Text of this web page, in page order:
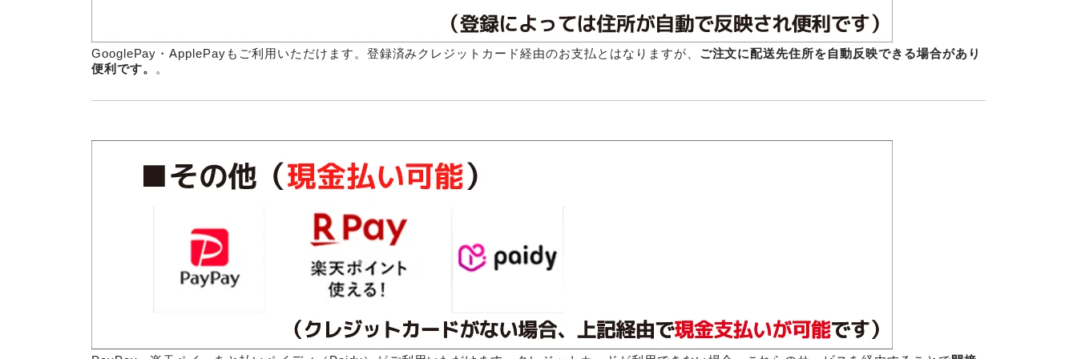
GooglePay・ApplePayもご利用いただけます。登録済みクレジットカード経由のお支払とはなりますが、 ご注文に配送先住所を自動反映できる場合があり
便利です。
。